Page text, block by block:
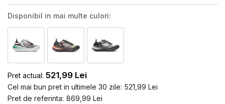
Disponibil in mai multe culori:
Pret actual: 521,99 Lei
Cel mai bun pret in ultimele 30 zile: 521,99 Lei
Pret de referinta: 869,99 Lei